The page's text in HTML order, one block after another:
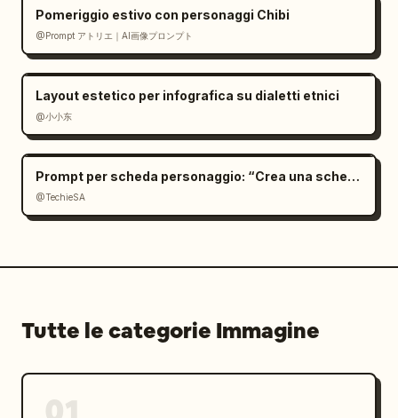
Pomeriggio estivo con personaggi Chibi
@Prompt アトリエ｜AI画像プロンプト
Layout estetico per infografica su dialetti etnici
@小小东
Prompt per scheda personaggio: “Crea una scheda
@TechieSA
Tutte le categorie Immagine